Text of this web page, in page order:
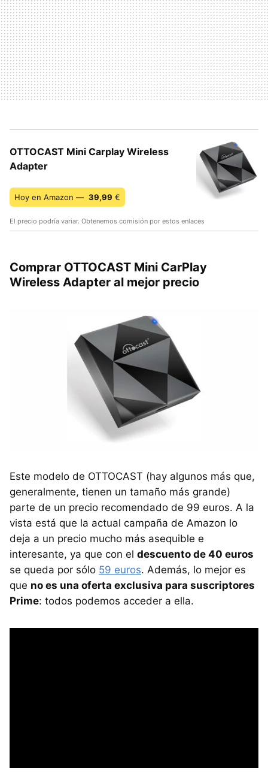
OTTOCAST Mini Carplay Wireless
Adapter
Hoy en Amazon — 39,99 €
El precio podría variar. Obtenemos comisión por estos enlaces
Comprar OTTOCAST Mini CarPlay
Wireless Adapter al mejor precio
Este modelo de OTTOCAST (hay algunos más que,
generalmente, tienen un tamaño más grande)
parte de un precio recomendado de 99 euros. A la
vista está que la actual campaña de Amazon lo
deja a un precio mucho más asequible e
interesante, ya que con el descuento de 40 euros
se queda por sólo 59 euros. Además, lo mejor es
que no es una oferta exclusiva para suscriptores
Prime: todos podemos acceder a ella.